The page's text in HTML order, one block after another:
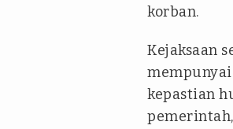
korban.
Kejaksaan
kepastian